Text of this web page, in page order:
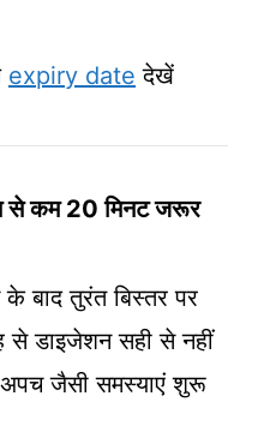
expiry date देखें
से कम 20 मिनट जरूर
बाद तुरंत बिस्तर पर
डाइजेशन सही से नहीं
जैसी समस्याएं शुरू